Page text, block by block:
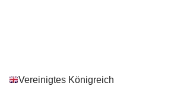
Vereinigtes Königreich